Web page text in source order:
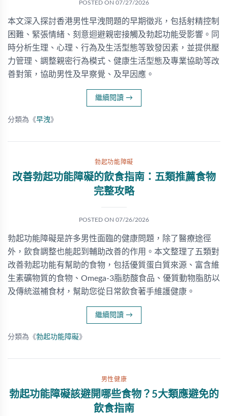
POSTED ON 07/27/2026
本文深入探討香港男性早洩問題的早期徵兆，包括射精控制
困難、緊張情緒、刻意迴避親密接觸及勃起功能受影響。同
時分析生理、心理、行為及生活型態等致發因素，並提供壓
力管理、調整親密行為模式、健康生活型態及專業協助等改
善對策，協助男性及早察覺、及早因應。
繼續閱讀 →
分類為《早洩》
勃起功能障礙
改善勃起功能障礙的飲食指南：五類推薦食物
完整攻略
POSTED ON 07/26/2026
勃起功能障礙是許多男性面臨的健康問題，除了醫療途徑
外，飲食調整也能起到輔助改善的作用。本文整理了五類對
改善勃起功能有幫助的食物，包括優質蛋白質來源、富含維
生素礦物質的食物、Omega-3脂肪酸食品、優質動物脂肪以
及傳統滋補食材，幫助您從日常飲食著手維護健康。
繼續閱讀 →
分類為《勃起功能障礙》
男性健康
勃起功能障礙該避開哪些食物？5大類應避免的
飲食指南